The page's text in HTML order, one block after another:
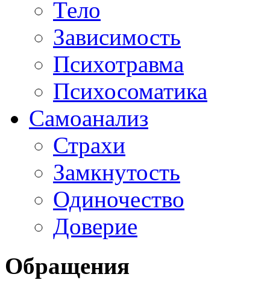
Тело
Зависимость
Психотравма
Психосоматика
Самоанализ
Страхи
Замкнутость
Одиночество
Доверие
Обращения